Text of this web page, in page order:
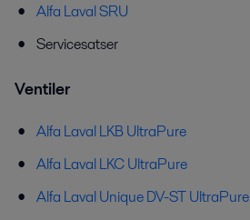
Alfa Laval SRU
Servicesatser
Ventiler
Alfa Laval LKB UltraPure
Alfa Laval LKC UltraPure
Alfa Laval Unique DV-ST UltraPure